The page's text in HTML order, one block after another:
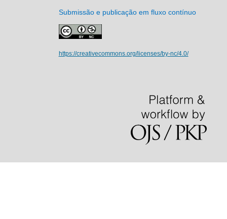
Submissão e publicação em fluxo contínuo
https://creativecommons.org/licenses/by-nc/4.0/